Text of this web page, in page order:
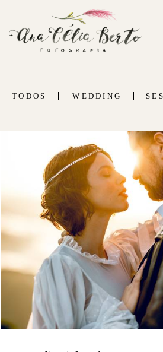
TODOS WEDDING